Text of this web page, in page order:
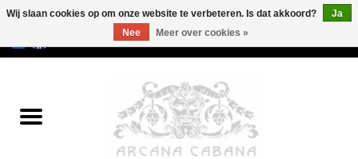
Oud & Zeldzaam
Wij slaan cookies op om onze website te verbeteren. Is dat akkoord?
Ja
Nee
Meer over cookies »